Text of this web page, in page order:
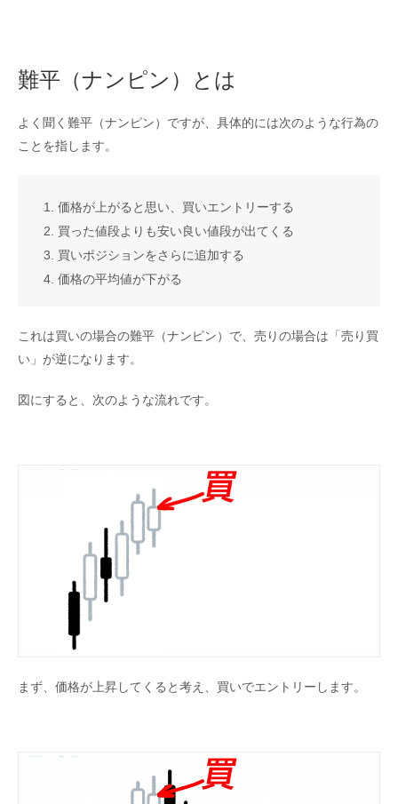
難平（ナンピン）とは
よく聞く難平（ナンピン）ですが、具体的には次のような行為の
ことを指します。
価格が上がると思い、買いエントリーする
買った値段よりも安い良い値段が出てくる
買いポジションをさらに追加する
価格の平均値が下がる
これは買いの場合の難平（ナンピン）で、売りの場合は「売り買
い」が逆になります。
図にすると、次のような流れです。
まず、価格が上昇してくると考え、買いでエントリーします。